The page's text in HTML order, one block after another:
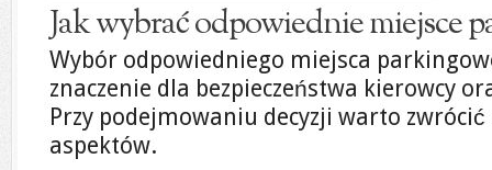
Jak wybrać odpowiednie miejsce
Wybór odpowiedniego miejsca
znaczenie dla bezpieczeństwa kierowcy
Przy podejmowaniu decyzji warto
aspektów.